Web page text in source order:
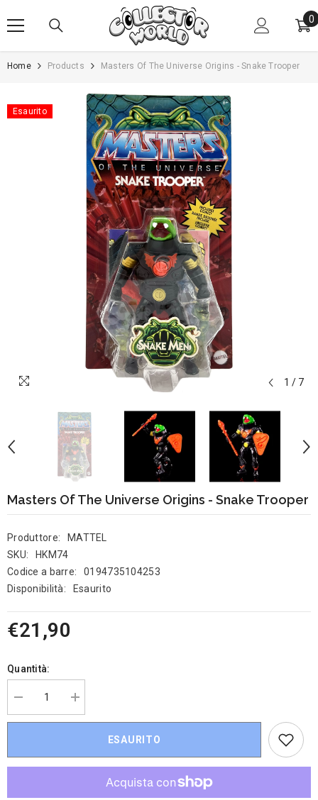
0
0
Home Products Masters Of The Universe Origins - Snake Trooper
Esaurito
1 / 7
Masters Of The Universe Origins - Snake Trooper
Produttore:
MATTEL
SKU:
HKM74
Codice a barre:
0194735104253
Disponibilità:
Esaurito
€21,90
Quantità:
Diminuire
la
quantità
of
the
-
Aumenta
la
quantità
of
the
Universe
-
ESAURITO